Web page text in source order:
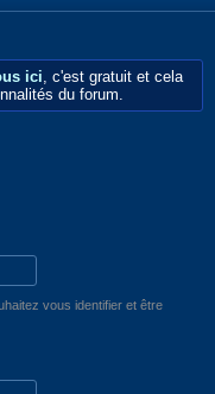
ici, c'est gratuit et cela
du forum.
vous identifier et être